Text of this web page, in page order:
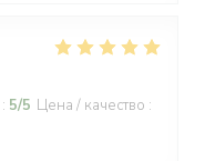
: 5/5 Цена / качество :